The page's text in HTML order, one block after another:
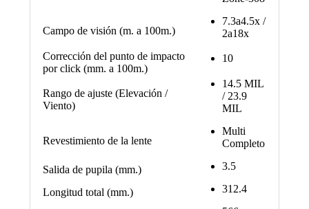
Campo de visión (m. a 100m.)
7.3a4.5x /
2a18x
Corrección del punto de impacto
por click (mm. a 100m.)
10
Rango de ajuste (Elevación /
Viento)
14.5 MIL
/ 23.9
MIL
Revestimiento de la lente
Multi
Completo
Salida de pupila (mm.) 3.5
Longitud total (mm.) 312.4